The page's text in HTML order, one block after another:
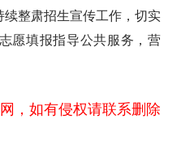
整肃招生宣传工作，切实
愿填报指导公共服务，营
，如有侵权请联系删除